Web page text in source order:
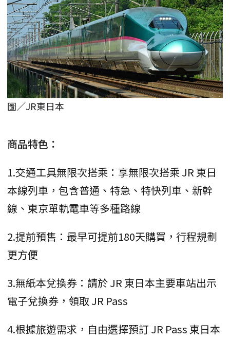
圖／JR東日本
商品特色：
1.交通工具無限次搭乘：享無限次搭乘 JR 東日
本線列車，包含普通、特急、特快列車、新幹
線、東京單軌電車等多種路線
2.提前預售：最早可提前180天購買，行程規劃
更方便
3.無紙本兌換券：請於 JR 東日本主要車站出示
電子兌換券，領取 JR Pass
4.根據旅遊需求，自由選擇預訂 JR Pass 東日本